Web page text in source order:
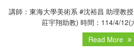
講師：東海大學美術系 #沈裕昌 助理教授
莊宇翔助教) 時間：114/4/12(
Read More